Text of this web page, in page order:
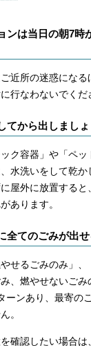
ンは当日の朝7時
近所の迷惑になる
行なわないでくだ
てから出しましょ
ク容器」や「ペッ
水洗いをして乾か
屋外に放置すると
あります。
全てのごみが出
せるごみのみ」
、燃やせないごみ
ーンあり、最寄の
。
確認したい場合